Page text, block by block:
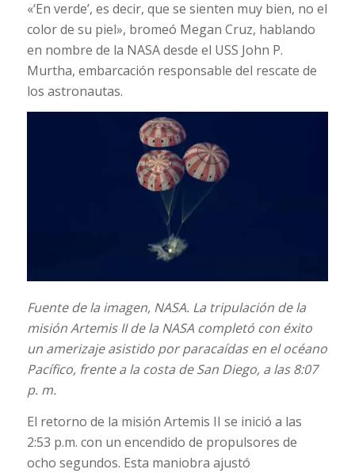
«‘En verde’, es decir, que se sienten muy bien, no el
color de su piel», bromeó Megan Cruz, hablando
en nombre de la NASA desde el USS John P.
Murtha, embarcación responsable del rescate de
los astronautas.
Fuente de la imagen, NASA. La tripulación de la
misión Artemis II de la NASA completó con éxito
un amerizaje asistido por paracaídas en el océano
Pacífico, frente a la costa de San Diego, a las 8:07
p. m.
El retorno de la misión Artemis II se inició a las
2:53 p.m. con un encendido de propulsores de
ocho segundos. Esta maniobra ajustó